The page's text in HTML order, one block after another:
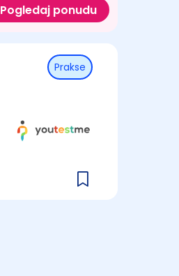
Pogledaj ponudu
Prakse